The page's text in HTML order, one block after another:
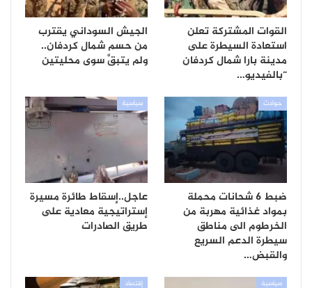
القوات المشتركة تعلن
استعادة السيطرة على
مدينة بارا شمال كردفان
“بالفيديو…
الجيش السوداني يقترب
من حسم شمال كردفان..
ولم يتبقَّ سوى محليتين
حوادث
ضبط 6 شحانات محملة
بمواد غذائية مهربة من
الخرطوم الى مناطق
سيطرة الدعم السريع
والقبض…
سياسية
عاجل..إسقاط طائرة مسيرة
إستراتيجية معادية على
طريق الصادرات
سياسية إقتصاد